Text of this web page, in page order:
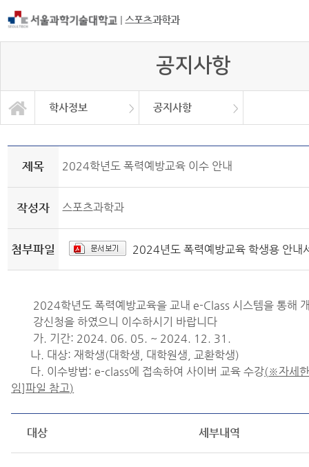
| 스포츠과학과
공지사항
학사정보 공지사항
학과소개
교과과정
학사정보
대학원
정보광장
커뮤니티
학사일정
공지사항
자유게시판
취업정보
자료실
제목 2024학년도 폭력예방교육 이수 안내
작성자 스포츠과학과
첨부파일 2024년도 폭력예방교육 학생용 안내
2024학년도 폭력예방교육을 교내 e-Class 시스템을 통해
강신청을 하였으니 이수하시기 바랍니다
가. 기간: 2024. 06. 05. ~ 2024. 12. 31.
나. 대상: 재학생(대학생, 대학원생, 교환학생)
다. 이수방법: e-class에 접속하여 사이버 교육 수강(※자세
임]파일 참고)
대상 세부내역